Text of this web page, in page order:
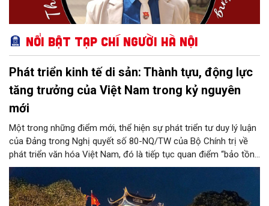
Nổi bật Tạp chí Người Hà Nội
Phát triển kinh tế di sản: Thành tựu, động lực
tăng trưởng của Việt Nam trong kỷ nguyên
mới
Một trong những điểm mới, thể hiện sự phát triển tư duy lý luận
của Đảng trong Nghị quyết số 80-NQ/TW của Bộ Chính trị về
phát triển văn hóa Việt Nam, đó là tiếp tục quan điểm “bảo tồn
và phát huy giá trị di sản văn hóa gắn kết với phát triển kinh tế -
xã hội và du lịch”; đồng thời, nâng lên một tầm cao mới: “phát
triển kinh tế di sản”.